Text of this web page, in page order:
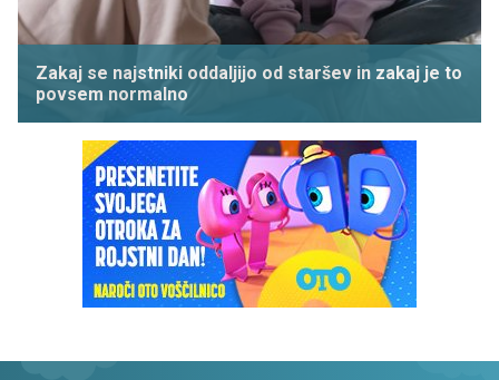
Zakaj se najstniki oddaljijo od staršev in zakaj je to
povsem normalno